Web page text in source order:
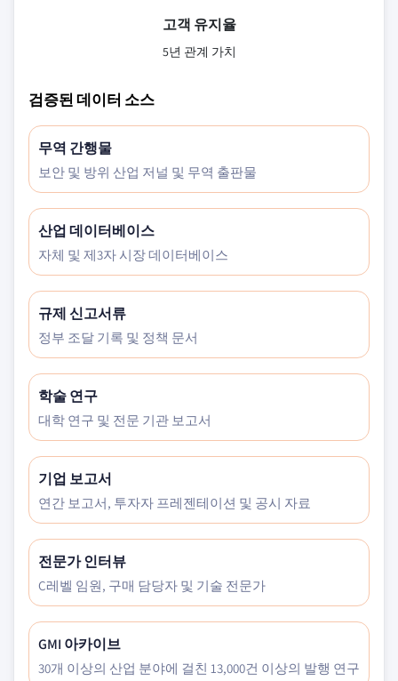
고객 유지율
5년 관계 가치
검증된 데이터 소스
무역 간행물
보안 및 방위 산업 저널 및 무역 출판물
산업 데이터베이스
자체 및 제3자 시장 데이터베이스
규제 신고서류
정부 조달 기록 및 정책 문서
학술 연구
대학 연구 및 전문 기관 보고서
기업 보고서
연간 보고서, 투자자 프레젠테이션 및 공시 자료
전문가 인터뷰
C레벨 임원, 구매 담당자 및 기술 전문가
GMI 아카이브
30개 이상의 산업 분야에 걸친 13,000건 이상의 발행 연구